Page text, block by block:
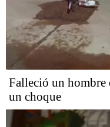
Falleció un hombre
un choque